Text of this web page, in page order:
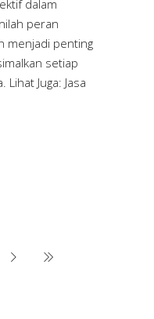
dalam
peran
menjadi penting
setiap
Juga: Jasa